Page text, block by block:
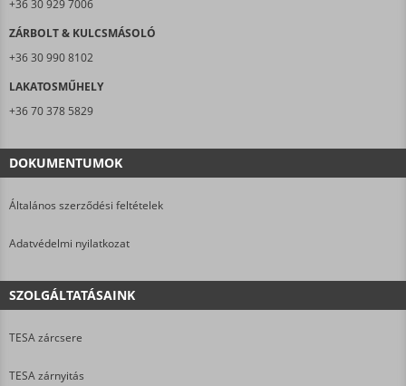
+36 30 929 7006
ZÁRBOLT & KULCSMÁSOLÓ
+36 30 990 8102
LAKATOSMŰHELY
+36 70 378 5829
DOKUMENTUMOK
Általános szerződési feltételek
Adatvédelmi nyilatkozat
SZOLGÁLTATÁSAINK
TESA zárcsere
TESA zárnyitás